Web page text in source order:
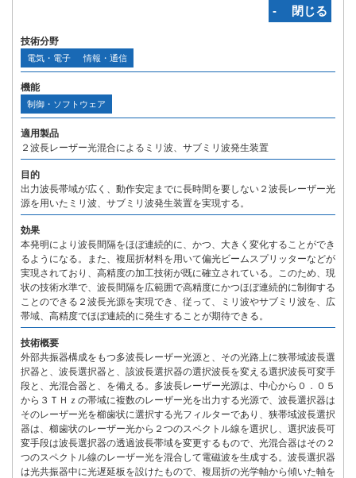
‐ 閉じる
技術分野
電気・電子 情報・通信
機能
制御・ソフトウェア
適用製品
２波長レーザー光混合によるミリ波、サブミリ波発生装置
目的
出力波長帯域が広く、動作安定までに長時間を要しない２波長レーザー光
源を用いたミリ波、サブミリ波発生装置を実現する。
効果
本発明により波長間隔をほぼ連続的に、かつ、大きく変化することができ
るようになる。また、複屈折材料を用いて偏光ビームスプリッターなどが
実現されており、高精度の加工技術が既に確立されている。このため、現
状の技術水準で、波長間隔を広範囲で高精度にかつほぼ連続的に制御する
ことのできる２波長光源を実現でき、従って、ミリ波やサブミリ波を、広
帯域、高精度でほぼ連続的に発生することが期待できる。
技術概要
外部共振器構成をもつ多波長レーザー光源と、その光路上に狭帯域波長選
択器と、波長選択器と、該波長選択器の選択波長を変える選択波長可変手
段と、光混合器と、を備える。多波長レーザー光源は、中心から０．０５
から３ＴＨｚの帯域に複数のレーザー光を出力する光源で、波長選択器は
そのレーザー光を櫛歯状に選択する光フィルターであり、狭帯域波長選択
器は、櫛歯状のレーザー光から２つのスペクトル線を選択し、選択波長可
変手段は波長選択器の透過波長帯域を変更するもので、光混合器はその２
つのスペクトル線のレーザー光を混合して電磁波を生成する。波長選択器
は光共振器中に光遅延板を設けたもので、複屈折の光学軸から傾いた軸を